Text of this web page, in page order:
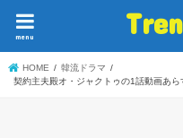
menu
HOME
韓流ドラマ
契約主夫殿オ・ジャクトゥの1話動画あら